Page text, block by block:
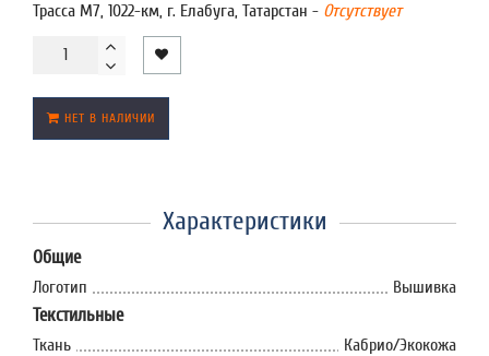
Трасса М7, 1022-км, г. Елабуга, Татарстан - Отсутствует
НЕТ В НАЛИЧИИ
Характеристики
Общие
Логотип Вышивка
Текстильные
Ткань
Кабрио/Экокожа